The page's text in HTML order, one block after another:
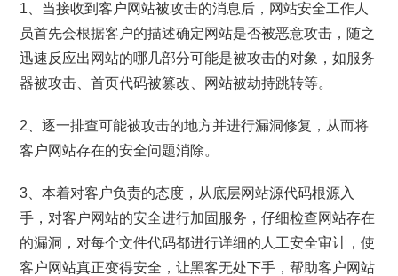
1、当接收到客户网站被攻击的消息后，网站安全工作人
员首先会根据客户的描述确定网站是否被恶意攻击，随之
迅速反应出网站的哪几部分可能是被攻击的对象，如服务
器被攻击、首页代码被篡改、网站被劫持跳转等。
2、逐一排查可能被攻击的地方并进行漏洞修复，从而将
客户网站存在的安全问题消除。
3、本着对客户负责的态度，从底层网站源代码根源入
手，对客户网站的安全进行加固服务，仔细检查网站存在
的漏洞，对每个文件代码都进行详细的人工安全审计，使
客户网站真正变得安全，让黑客无处下手，帮助客户网站